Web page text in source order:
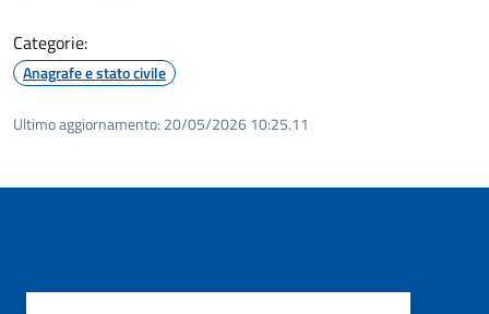
Categorie:
Anagrafe e stato civile
Ultimo aggiornamento: 20/05/2026 10:25.11